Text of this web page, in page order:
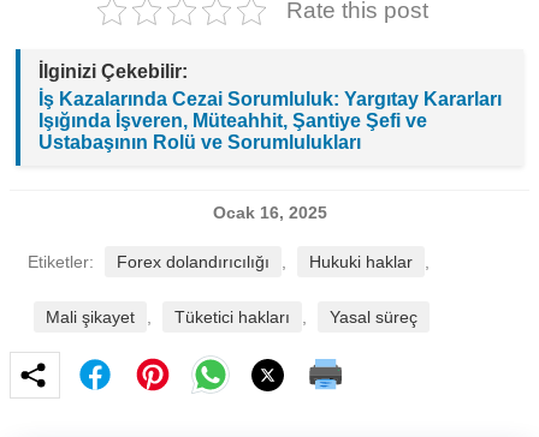
haklarını arayabilirler.
Rate this post
İlginizi Çekebilir:
İş Kazalarında Cezai Sorumluluk: Yargıtay Kararları
Işığında İşveren, Müteahhit, Şantiye Şefi ve
Ustabaşının Rolü ve Sorumlulukları
Ocak 16, 2025
Etiketler: Forex dolandırıcılığı Hukuki haklar
Mali şikayet Tüketici hakları Yasal süreç